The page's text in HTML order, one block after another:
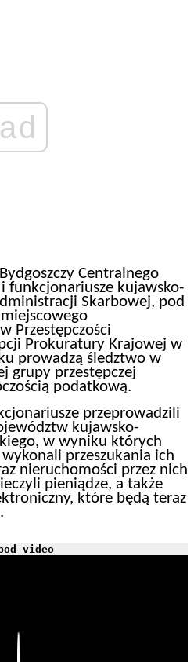
ad
Centralnego
funkcjonariusze kujawsko-
Skarbowej, pod
Przestępczości
Prokuratury Krajowej w
prowadzą śledztwo w
grupy przestępczej
podatkową.
przeprowadzili
kujawsko-
w wyniku których
przeszukania ich
nieruchomości przez nich
pieniądze, a także
które będą teraz
video